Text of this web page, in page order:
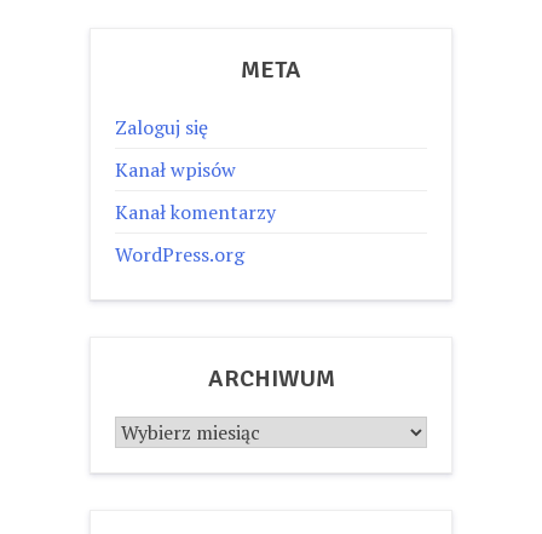
META
Zaloguj się
Kanał wpisów
Kanał komentarzy
WordPress.org
ARCHIWUM
Archiwum